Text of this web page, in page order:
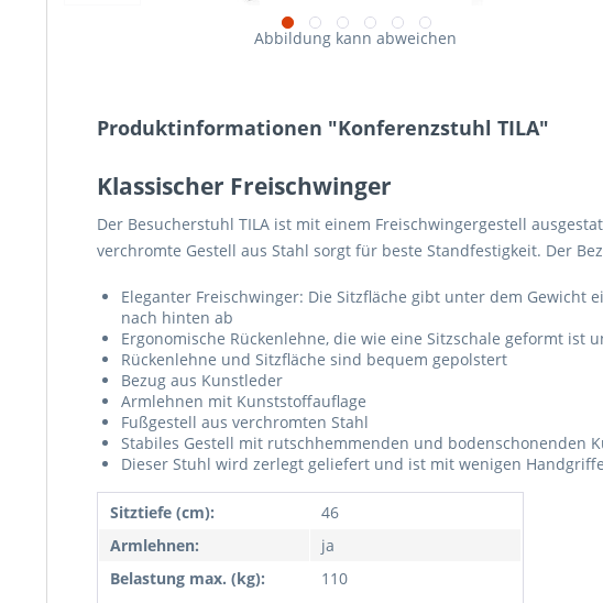
Abbildung kann abweichen
Produktinformationen "Konferenzstuhl TILA"
Klassischer Freischwinger
Der Besucherstuhl TILA ist mit einem Freischwingergestell
verchromte Gestell aus Stahl sorgt für beste Standfestigkeit. Der
Eleganter Freischwinger: Die Sitzfläche gibt unter dem Gewicht
nach hinten ab
Ergonomische Rückenlehne, die wie eine Sitzschale geformt ist
Rückenlehne und Sitzfläche sind bequem gepolstert
Bezug aus Kunstleder
Armlehnen mit Kunststoffauflage
Fußgestell aus verchromten Stahl
Stabiles Gestell mit rutschhemmenden und bodenschonenden
Dieser Stuhl wird zerlegt geliefert und ist mit wenigen
Sitztiefe (cm):
46
Armlehnen:
ja
Belastung max. (kg):
110